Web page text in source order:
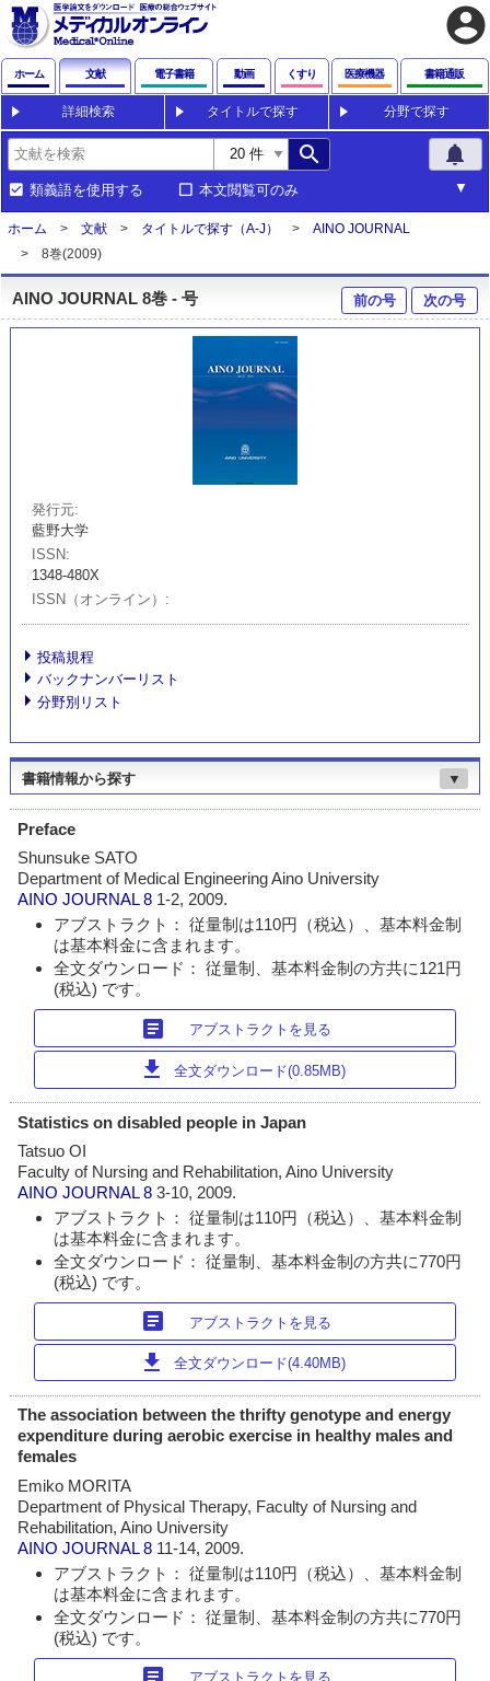
account_circle
ホーム 文献 電子書籍 動画 くすり 医療機器 書籍通販
詳細検索 タイトルで探す 分野で探す
search notifications
類義語を使用する 本文閲覧可のみ
ホーム 文献 タイトルで探す（A-J）
AINO JOURNAL
8巻(2009)
AINO JOURNAL 8巻 - 号 前の号 次の号
発行元
藍野大学
ISSN
1348-480X
ISSN（オンライン）
投稿規程
バックナンバーリスト
分野別リスト
書籍情報から探す ▼
Preface
Shunsuke SATO
Department of Medical Engineering Aino University
AINO JOURNAL 8 1-2, 2009.
アブストラクト： 従量制は110円（税込）、基本料金制
は基本料金に含まれます。
全文ダウンロード： 従量制、基本料金制の方共に121円
(税込) です。
article アブストラクトを見る
download 全文ダウンロード(0.85MB)
Statistics on disabled people in Japan
Tatsuo OI
Faculty of Nursing and Rehabilitation, Aino University
AINO JOURNAL 83-10, 2009.
アブストラクト： 従量制は110円（税込）、基本料金制
は基本料金に含まれます。
全文ダウンロード： 従量制、基本料金制の方共に770円
(税込) です。
article アブストラクトを見る
download 全文ダウンロード(4.40MB)
The association between the thrifty genotype and energy
expenditure during aerobic exercise in healthy males and
females
Emiko MORITA
Department of Physical Therapy, Faculty of Nursing and
Rehabilitation, Aino University
AINO JOURNAL 8 11-14, 2009.
アブストラクト： 従量制は110円（税込）、基本料金制
は基本料金に含まれます。
全文ダウンロード： 従量制、基本料金制の方共に770円
(税込) です。
アブストラクトを見る